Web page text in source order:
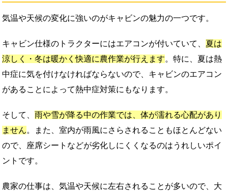
気温や天候の変化に強いのがキャビンの魅力の一つです。
キャビン仕様のトラクターにはエアコンが付いていて、 夏は
涼しく・冬は暖かく快適に農作業が行えます。特に、夏は熱
中症に気を付けなければならないので、キャビンのエアコン
があることによって熱中症対策にもなります。
そして、雨や雪が降る中の作業では、体が濡れる心配があり
ません。また、室内が雨風にさらされることもほとんどない
ので、座席シートなどが劣化しにくくなるのはうれしいポイ
ントです。
農家の仕事は、気温や天候に左右されることが多いので、大